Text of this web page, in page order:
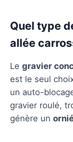
Quel type
allée
Le gravier
est le seul
un auto-
gravier roulé,
génère un